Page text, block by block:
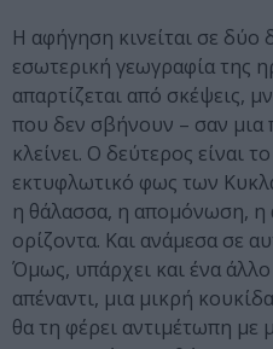
Η αφήγηση κινείται σε
εσωτερική γεωγραφία της
απαρτίζεται από σκέψεις,
που δεν σβήνουν – σαν μια
κλείνει. Ο δεύτερος είναι
εκτυφλωτικό φως των
η θάλασσα, η απομόνωση, η
ορίζοντα. Και ανάμεσα σε
Όμως, υπάρχει και ένα
απέναντι, μια μικρή
θα τη φέρει αντιμέτωπη με